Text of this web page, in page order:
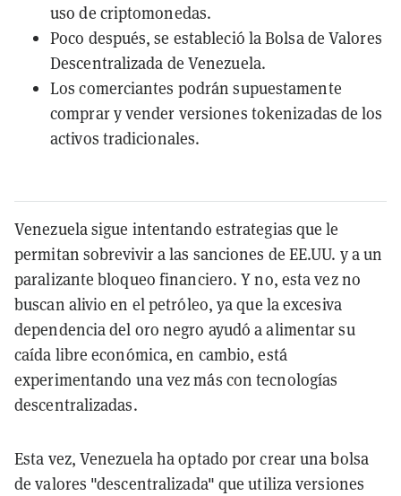
uso de criptomonedas.
Poco después, se estableció la Bolsa de Valores
Descentralizada de Venezuela.
Los comerciantes podrán supuestamente
comprar y vender versiones tokenizadas de los
activos tradicionales.
Venezuela sigue intentando estrategias que le
permitan sobrevivir a las sanciones de EE.UU. y a un
paralizante bloqueo financiero. Y no, esta vez no
buscan alivio en el petróleo, ya que la excesiva
dependencia del oro negro ayudó a alimentar su
caída libre económica, en cambio, está
experimentando una vez más con tecnologías
descentralizadas.
Esta vez, Venezuela ha optado por crear una bolsa
de valores "descentralizada" que utiliza versiones